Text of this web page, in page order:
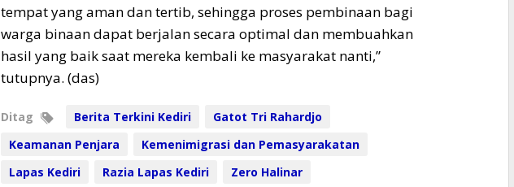
tempat yang aman dan tertib, sehingga proses pembinaan bagi
warga binaan dapat berjalan secara optimal dan membuahkan
hasil yang baik saat mereka kembali ke masyarakat nanti,”
tutupnya. (das)
Ditag Berita Terkini Kediri
Gatot Tri Rahardjo
Keamanan Penjara
Kemenimigrasi dan Pemasyarakatan
Lapas Kediri
Razia Lapas Kediri
Zero Halinar